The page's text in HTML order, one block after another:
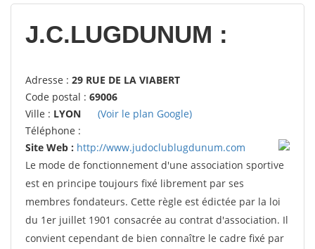
14358votes
J.C.LUGDUNUM :
Adresse : 29 RUE DE LA VIABERT
Code postal : 69006
Ville : LYON
(Voir le plan Google)
Téléphone :
Site Web : http://www.judoclublugdunum.com
Le mode de fonctionnement d'une association sportive
est en principe toujours fixé librement par ses
membres fondateurs. Cette règle est édictée par la loi
du 1er juillet 1901 consacrée au contrat d'association. Il
convient cependant de bien connaître le cadre fixé par